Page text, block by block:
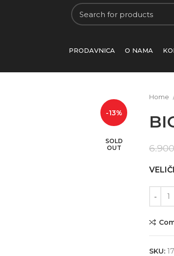
PRODAVNICA O NAMA
-13%
SOLD
OUT
Home
SKU: